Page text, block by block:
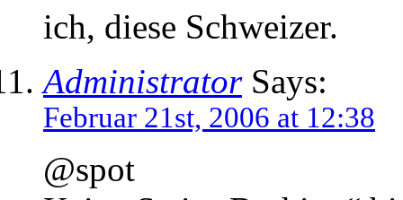
ich, diese Schweizer.
AdministratorSays:
Februar 21st, 2006 at 12:38
@spot